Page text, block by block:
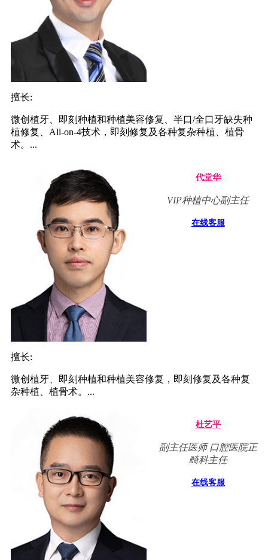
擅长:
微创植牙、即刻种植和种植美容修复、半口/全口牙缺失种
植修复、All-on-4技术，即刻修复及各种复杂种植、植骨
术。...
代堂华
VIP种植中心副主任
在线客服
擅长:
微创植牙、即刻种植和种植美容修复，即刻修复及各种复
杂种植、植骨术。...
杜艺平
副主任医师 口腔医院正
畸科主任
在线客服